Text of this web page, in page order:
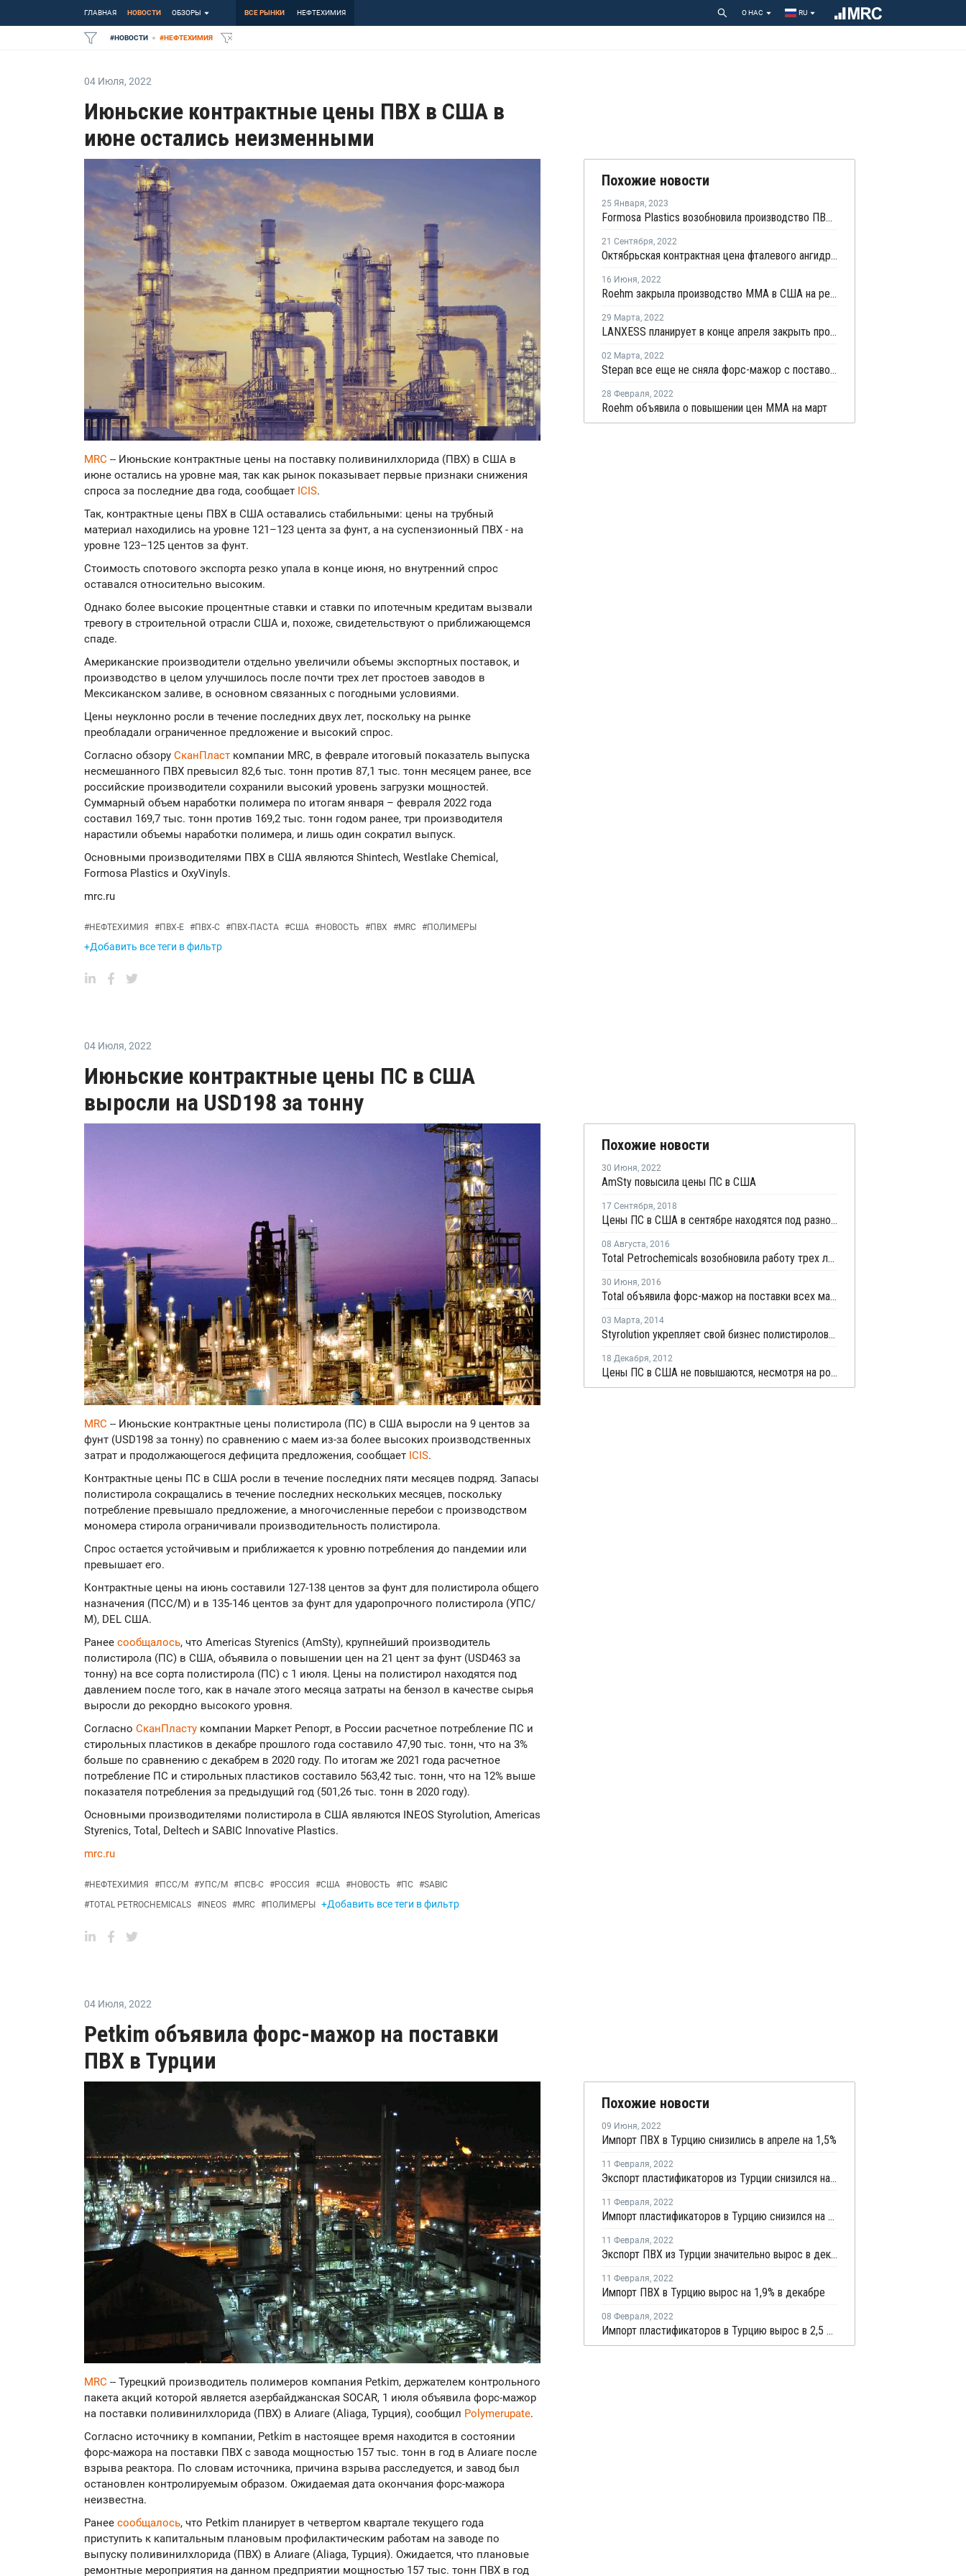
ГЛАВНАЯ НОВОСТИ ОБЗОРЫ ВСЕ РЫНКИ НЕФТЕХИМИЯ О НАС RU
#НОВОСТИ #НЕФТЕХИМИЯ
04 Июля, 2022
Июньские контрактные цены ПВХ в США в
июне остались неизменными
MRC -- Июньские контрактные цены на поставку поливинилхлорида (ПВХ) в США в
июне остались на уровне мая, так как рынок показывает первые признаки снижения
спроса за последние два года, сообщает ICIS.
Так, контрактные цены ПВХ в США оставались стабильными: цены на трубный
материал находились на уровне 121–123 цента за фунт, а на суспензионный ПВХ - на
уровне 123–125 центов за фунт.
Стоимость спотового экспорта резко упала в конце июня, но внутренний спрос
оставался относительно высоким.
Однако более высокие процентные ставки и ставки по ипотечным кредитам вызвали
тревогу в строительной отрасли США и, похоже, свидетельствуют о приближающемся
спаде.
Американские производители отдельно увеличили объемы экспортных поставок, и
производство в целом улучшилось после почти трех лет простоев заводов в
Мексиканском заливе, в основном связанных с погодными условиями.
Цены неуклонно росли в течение последних двух лет, поскольку на рынке
преобладали ограниченное предложение и высокий спрос.
Согласно обзору СканПласт компании MRC, в феврале итоговый показатель выпуска
несмешанного ПВХ превысил 82,6 тыс. тонн против 87,1 тыс. тонн месяцем ранее, все
российские производители сохранили высокий уровень загрузки мощностей.
Суммарный объем наработки полимера по итогам января – февраля 2022 года
составил 169,7 тыс. тонн против 169,2 тыс. тонн годом ранее, три производителя
нарастили объемы наработки полимера, и лишь один сократил выпуск.
Основными производителями ПВХ в США являются Shintech, Westlake Chemical,
Formosa Plastics и OxyVinyls.
mrc.ru
#НЕФТЕХИМИЯ #ПВХ-Е #ПВХ-С #ПВХ-ПАСТА #США #НОВОСТЬ #ПВХ #MRC #ПОЛИМЕРЫ
+Добавить все теги в фильтр
Похожие новости
25 Января, 2023
Formosa Plastics возобновила производство ПВХ и ВХМ в Техасе
21 Сентября, 2022
Октябрьская контрактная цена фталевого ангидрида в США снизилась
16 Июня, 2022
Roehm закрыла производство ММА в США на ремонт
29 Марта, 2022
LANXESS планирует в конце апреля закрыть производство малеинового ангидрида в Бэйтауне
02 Марта, 2022
Stepan все еще не сняла форс-мажор с поставок фталевого ангидрида в США
28 Февраля, 2022
Roehm объявила о повышении цен MMA на март
04 Июля, 2022
Июньские контрактные цены ПС в США
выросли на USD198 за тонну
MRC -- Июньские контрактные цены полистирола (ПС) в США выросли на 9 центов за
фунт (USD198 за тонну) по сравнению с маем из-за более высоких производственных
затрат и продолжающегося дефицита предложения, сообщает ICIS.
Контрактные цены ПС в США росли в течение последних пяти месяцев подряд. Запасы
полистирола сокращались в течение последних нескольких месяцев, поскольку
потребление превышало предложение, а многочисленные перебои с производством
мономера стирола ограничивали производительность полистирола.
Спрос остается устойчивым и приближается к уровню потребления до пандемии или
превышает его.
Контрактные цены на июнь составили 127-138 центов за фунт для полистирола общего
назначения (ПСС/М) и в 135-146 центов за фунт для ударопрочного полистирола (УПС/
М), DEL США.
Ранее сообщалось, что Americas Styrenics (AmSty), крупнейший производитель
полистирола (ПС) в США, объявила о повышении цен на 21 цент за фунт (USD463 за
тонну) на все сорта полистирола (ПС) с 1 июля. Цены на полистирол находятся под
давлением после того, как в начале этого месяца затраты на бензол в качестве сырья
выросли до рекордно высокого уровня.
Согласно СканПласту компании Маркет Репорт, в России расчетное потребление ПС и
стирольных пластиков в декабре прошлого года составило 47,90 тыс. тонн, что на 3%
больше по сравнению с декабрем в 2020 году. По итогам же 2021 года расчетное
потребление ПС и стирольных пластиков составило 563,42 тыс. тонн, что на 12% выше
показателя потребления за предыдущий год (501,26 тыс. тонн в 2020 году).
Основными производителями полистирола в США являются INEOS Styrolution, Americas
Styrenics, Total, Deltech и SABIC Innovative Plastics.
mrc.ru
#НЕФТЕХИМИЯ #ПСС/М #УПС/М #ПСВ-С #РОССИЯ #США #НОВОСТЬ #ПС #SABIC
#TOTAL PETROCHEMICALS #INEOS #MRC #ПОЛИМЕРЫ +Добавить все теги в фильтр
Похожие новости
30 Июня, 2022
AmSty повысила цены ПС в США
17 Сентября, 2018
Цены ПС в США в сентябре находятся под разносторонним давлением
08 Августа, 2016
Total Petrochemicals возобновила работу трех линий на заводе ПС в Луизиане
30 Июня, 2016
Total объявила форс-мажор на поставки всех марок ПС с завода в Луизиане
03 Марта, 2014
Styrolution укрепляет свой бизнес полистиролов в Северной Америке
18 Декабря, 2012
Цены ПС в США не повышаются, несмотря на рост цен сырья
04 Июля, 2022
Petkim объявила форс-мажор на поставки
ПВХ в Турции
MRC -- Турецкий производитель полимеров компания Petkim, держателем контрольного
пакета акций которой является азербайджанская SOCAR, 1 июля объявила форс-мажор
на поставки поливинилхлорида (ПВХ) в Алиаге (Aliaga, Турция), сообщил Polymerupate.
Согласно источнику в компании, Petkim в настоящее время находится в состоянии
форс-мажора на поставки ПВХ с завода мощностью 157 тыс. тонн в год в Алиаге после
взрыва реактора. По словам источника, причина взрыва расследуется, и завод был
остановлен контролируемым образом. Ожидаемая дата окончания форс-мажора
неизвестна.
Ранее сообщалось, что Petkim планирует в четвертом квартале текущего года
приступить к капитальным плановым профилактическим работам на заводе по
выпуску поливинилхлорида (ПВХ) в Алиаге (Aliaga, Турция). Ожидается, что плановые
ремонтные мероприятия на данном предприятии мощностью 157 тыс. тонн ПВХ в год
Похожие новости
09 Июня, 2022
Импорт ПВХ в Турцию снизились в апреле на 1,5%
11 Февраля, 2022
Экспорт пластификаторов из Турции снизился на 7,9%
11 Февраля, 2022
Импорт пластификаторов в Турцию снизился на 40,4% в декабре
11 Февраля, 2022
Экспорт ПВХ из Турции значительно вырос в декабре
11 Февраля, 2022
Импорт ПВХ в Турцию вырос на 1,9% в декабре
08 Февраля, 2022
Импорт пластификаторов в Турцию вырос в 2,5 раз в ноябре